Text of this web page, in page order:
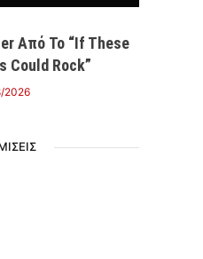
Από Το “If These
Could Rock”
2026